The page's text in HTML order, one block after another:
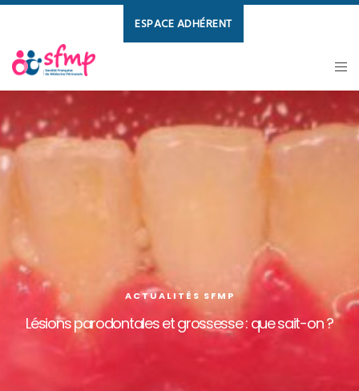
ESPACE ADHÉRENT
ACTUALITÉS SFMP
Lésions parodontales et grossesse : que sait-on ?